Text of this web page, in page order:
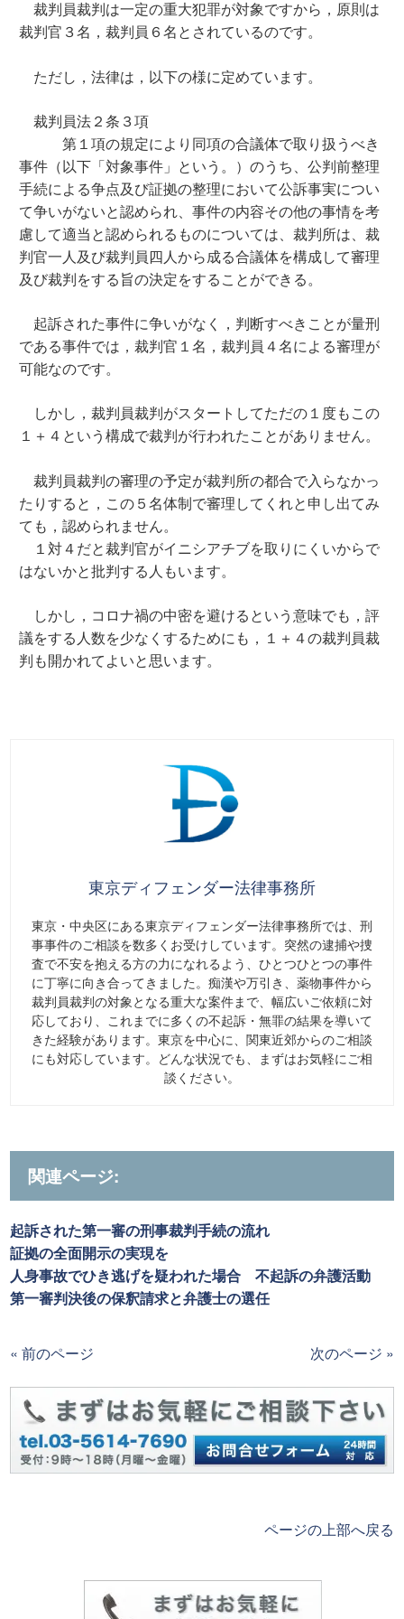
裁判員裁判は一定の重大犯罪が対象ですから，原則は
裁判官３名，裁判員６名とされているのです。
ただし，法律は，以下の様に定めています。
裁判員法２条３項
第１項の規定により同項の合議体で取り扱うべき
事件（以下「対象事件」という。）のうち、公判前整理
手続による争点及び証拠の整理において公訴事実につい
て争いがないと認められ、事件の内容その他の事情を考
慮して適当と認められるものについては、裁判所は、裁
判官一人及び裁判員四人から成る合議体を構成して審理
及び裁判をする旨の決定をすることができる。
起訴された事件に争いがなく，判断すべきことが量刑
である事件では，裁判官１名，裁判員４名による審理が
可能なのです。
しかし，裁判員裁判がスタートしてただの１度もこの
１＋４という構成で裁判が行われたことがありません。
裁判員裁判の審理の予定が裁判所の都合で入らなかっ
たりすると，この５名体制で審理してくれと申し出てみ
ても，認められません。
１対４だと裁判官がイニシアチブを取りにくいからで
はないかと批判する人もいます。
しかし，コロナ禍の中密を避けるという意味でも，評
議をする人数を少なくするためにも，１＋４の裁判員裁
判も開かれてよいと思います。
東京ディフェンダー法律事務所
東京・中央区にある東京ディフェンダー法律事務所では、刑
事事件のご相談を数多くお受けしています。突然の逮捕や捜
査で不安を抱える方の力になれるよう、ひとつひとつの事件
に丁寧に向き合ってきました。痴漢や万引き、薬物事件から
裁判員裁判の対象となる重大な案件まで、幅広いご依頼に対
応しており、これまでに多くの不起訴・無罪の結果を導いて
きた経験があります。東京を中心に、関東近郊からのご相談
にも対応しています。どんな状況でも、まずはお気軽にご相
談ください。
関連ページ:
起訴された第一審の刑事裁判手続の流れ
証拠の全面開示の実現を
人身事故でひき逃げを疑われた場合 不起訴の弁護活動
第一審判決後の保釈請求と弁護士の選任
« 前のページ 次のページ »
ページの上部へ戻る